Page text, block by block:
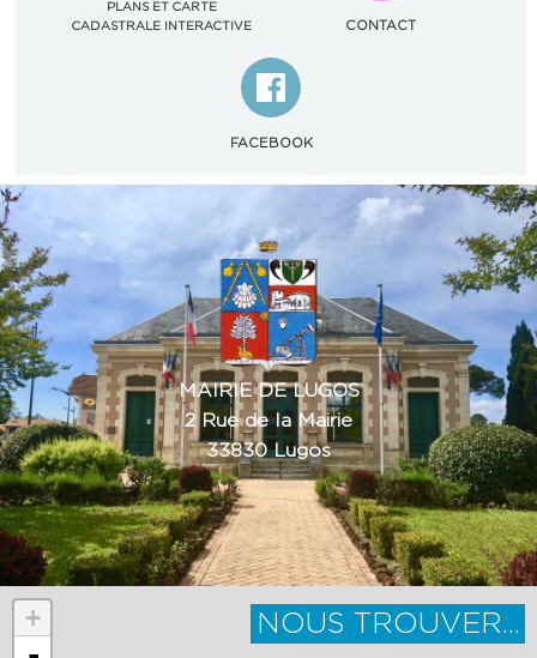
PLANS ET CARTE
CADASTRALE INTERACTIVE
CONTACT
FACEBOOK
MAIRIE DE LUGOS
2 Rue de la Mairie
33830 Lugos
NOUS TROUVER...
+